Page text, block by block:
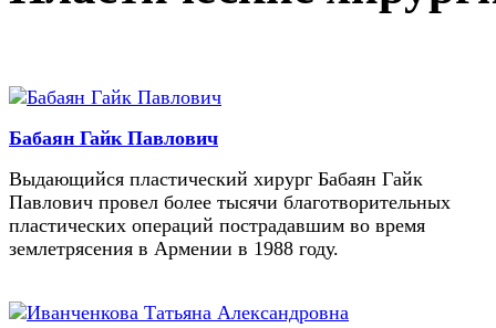
Бабаян Гайк Павлович
Выдающийся пластический хирург Бабаян Гайк
Павлович провел более тысячи благотворительных
пластических операций пострадавшим во время
землетрясения в Армении в 1988 году.